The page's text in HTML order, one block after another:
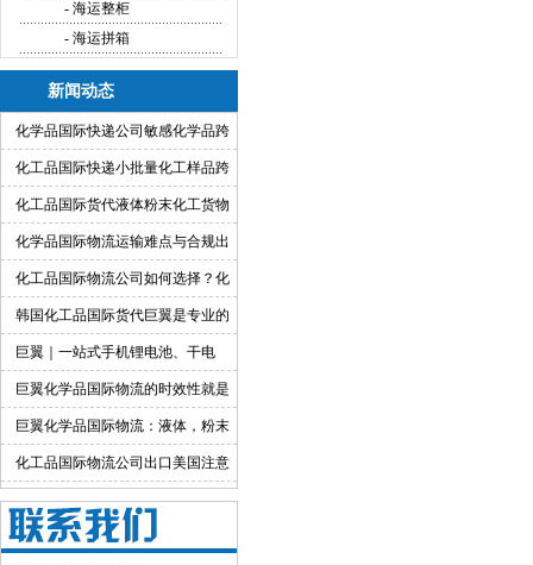
- 海运整柜
- 海运拼箱
新闻动态
化学品国际快递公司敏感化学品跨
境快递代理
化工品国际快递小批量化工样品跨
境运输渠道
化工品国际货代液体粉末化工货物
出口运输服务
化学品国际物流运输难点与合规出
货渠道详解
化工品国际物流公司如何选择？化
工货物跨境物流解决方案
韩国化工品国际货代巨翼是专业的
巨翼｜一站式手机锂电池、干电
池、纯电池国际快递出口
巨翼化学品国际物流的时效性就是
快！巨翼化学品国际物流：液体，粉末
均可邮寄
化工品国际物流公司出口美国注意
事项